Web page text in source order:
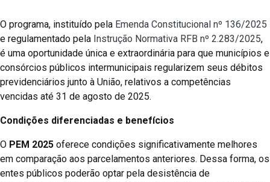
O programa, instituído pela Emenda Constitucional nº 136/2025
e regulamentado pela Instrução Normativa RFB nº 2.283/2025,
é uma oportunidade única e extraordinária para que municípios e
consórcios públicos intermunicipais regularizem seus débitos
previdenciários junto à União, relativos a competências
vencidas até 31 de agosto de 2025.
Condições diferenciadas e benefícios
O PEM 2025 oferece condições significativamente melhores
em comparação aos parcelamentos anteriores. Dessa forma, os
entes públicos poderão optar pela desistência de